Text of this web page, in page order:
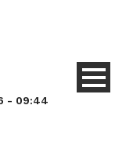
- 09:44